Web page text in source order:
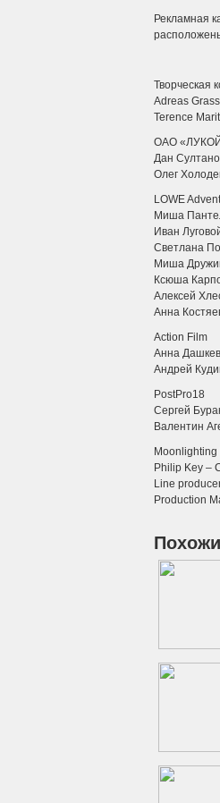
Рекламная
Творческая
Adreas
Terence
ОАО
Дан
Олег
LOWE
Миша
Иван
Светлана
Миша
Ксюша
Алексей
Анна
Action Film
Анна
Андрей
PostPro18
Сергей
Валентин
Philip Key –
Line
Production